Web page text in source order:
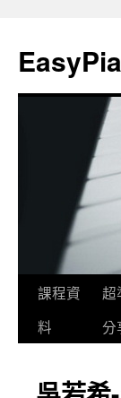
課程資
料
超
分